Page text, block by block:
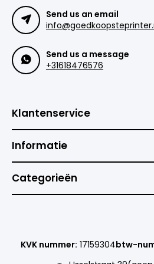
Send us an email
Send us a message
+31618476576
Klantenservice
Informatie
Categorieën
KVK nummer: 17159304btw-